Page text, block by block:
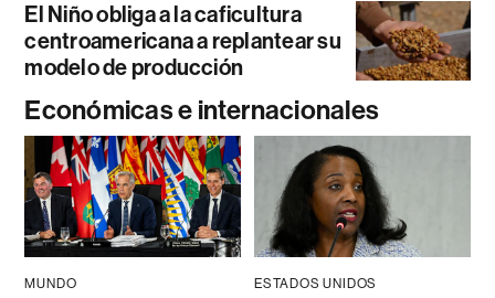
El Niño obliga a la caficultura
centroamericana a replantear su
modelo de producción
Económicas e internacionales
MUNDO ESTADOS UNIDOS